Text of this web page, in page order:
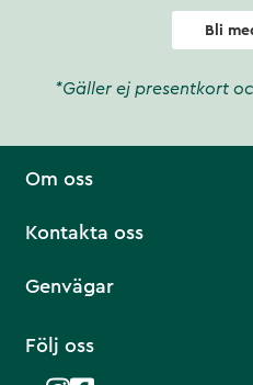
Bli
*Gäller ej presentkort
Om oss
Kontakta oss
Genvägar
Följ oss